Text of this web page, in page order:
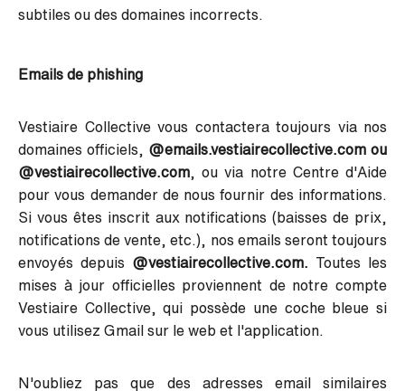
subtiles ou des domaines incorrects.
Emails de phishing
Vestiaire Collective vous contactera toujours via nos
domaines officiels, @emails.vestiairecollective.com ou
@vestiairecollective.com , ou via notre Centre d'Aide
pour vous demander de nous fournir des informations.
Si vous êtes inscrit aux notifications (baisses de prix,
notifications de vente, etc.), nos emails seront toujours
envoyés depuis @vestiairecollective.com.
Toutes les
mises à jour officielles proviennent de notre compte
Vestiaire Collective, qui possède une coche bleue si
vous utilisez Gmail sur le web et l'application.
N'oubliez pas que des adresses email similaires